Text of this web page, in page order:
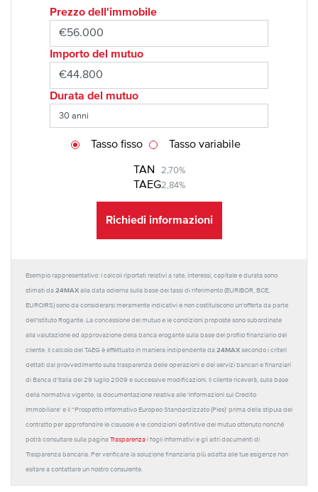
Prezzo dell'immobile
Importo del mutuo
Durata del mutuo
TAN 2,70%
TAEG2,84%
Tasso fisso Tasso variabile
Richiedi informazioni
Esempio rappresentativo: I calcoli riportati relativi a rate, interessi, capitale e durata sono
stimati da 24MAX alla data odierna sulla base dei tassi di riferimento (EURIBOR, BCE,
EUROIRS) sono da considerarsi meramente indicativi e non costituiscono un'offerta da parte
dell'Istituto Rogante. La concessione del mutuo e le condizioni proposte sono subordinate
alla valutazione ed approvazione della banca erogante sulla base del profilo finanziario del
cliente. Il calcolo del TAEG è effettuato in maniera indipendente da 24MAX secondo i criteri
dettati dal provvedimento sulla trasparenza delle operazioni e dei servizi bancari e finanziari
di Banca d'Italia del 29 luglio 2009 e successive modificazioni. Il cliente riceverà, sulla base
della normativa vigente, la documentazione relativa alle 'Informazioni sul Credito
Immobiliare' e il “Prospetto Informativo Europeo Standardizzato (Pies)' prima della stipula del
contratto per approfondire le clausole e le condizioni definitive del mutuo ottenuto nonché
potrà consultare sulla pagina Trasparenza i fogli informativi e gli altri documenti di
Trasparenza bancaria. Per verificare la soluzione finanziaria più adatta alle tue esigenze non
esitare a contattare un nostro consulente.